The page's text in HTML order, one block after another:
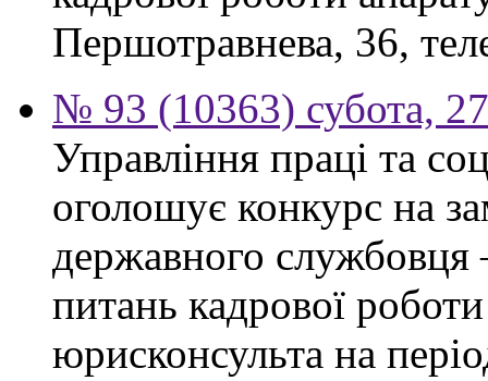
Першотравнева, 36,
№ 93 (10363) субота,
Управління праці та
оголошує конкурс на
державного службовця
питань кадрової
юрисконсульта на